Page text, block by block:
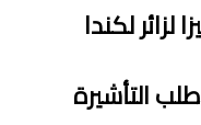
لكندا
التأشيرة